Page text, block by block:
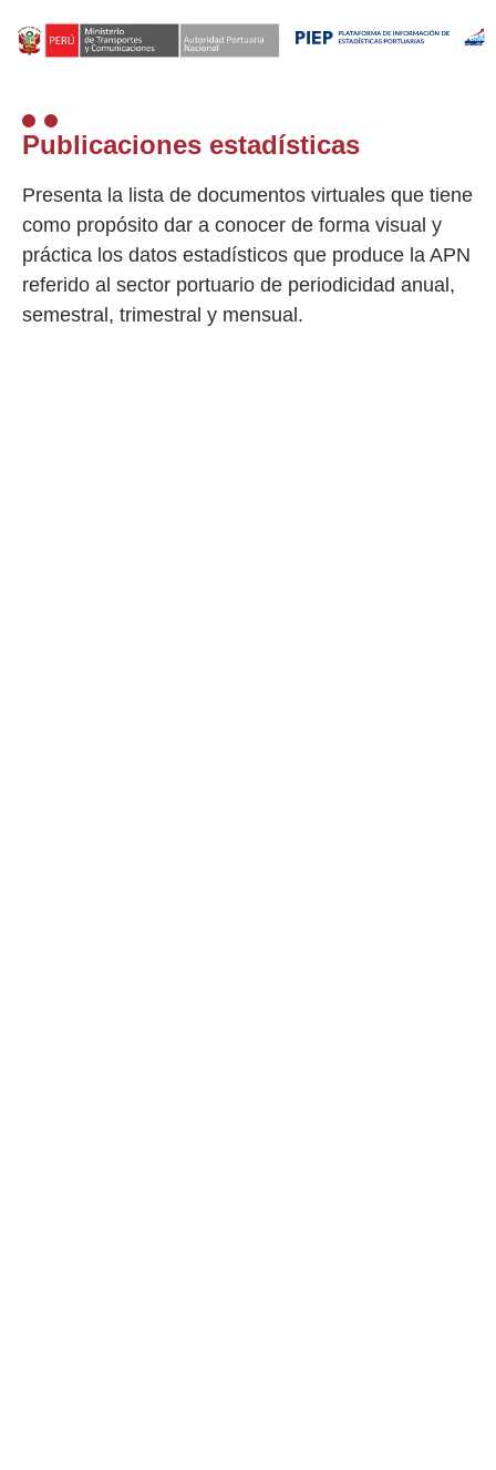
Publicaciones estadísticas
Presenta la lista de documentos virtuales que tiene
como propósito dar a conocer de forma visual y
práctica los datos estadísticos que produce la APN
referido al sector portuario de periodicidad anual,
semestral, trimestral y mensual.